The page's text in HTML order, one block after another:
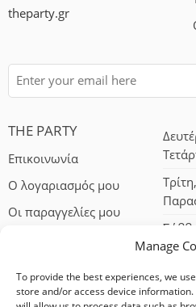
Manage
To provide the best experiences, we
store and/or access device
theparty.gr
THE PARTY
Επικοινωνία
Ο λογαριασμός μου
Οι παραγγελίες μου